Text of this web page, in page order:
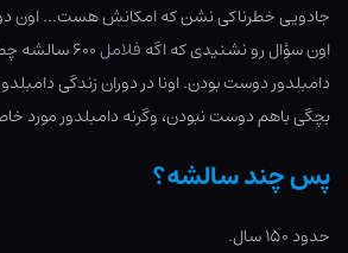
جادویی خطرناکی نشن که امکانش هست… اون
اون سؤال رو نشنیدی که اگه فلامل
۶۰۰ سالشه
دامبلدور دوست بودن. اونا در دوران زندگی
بچگی باهم دوست نبودن، وگرنه دامبلدور مورد
پس چند سالشه؟
حدود ۱۵۰ سال.